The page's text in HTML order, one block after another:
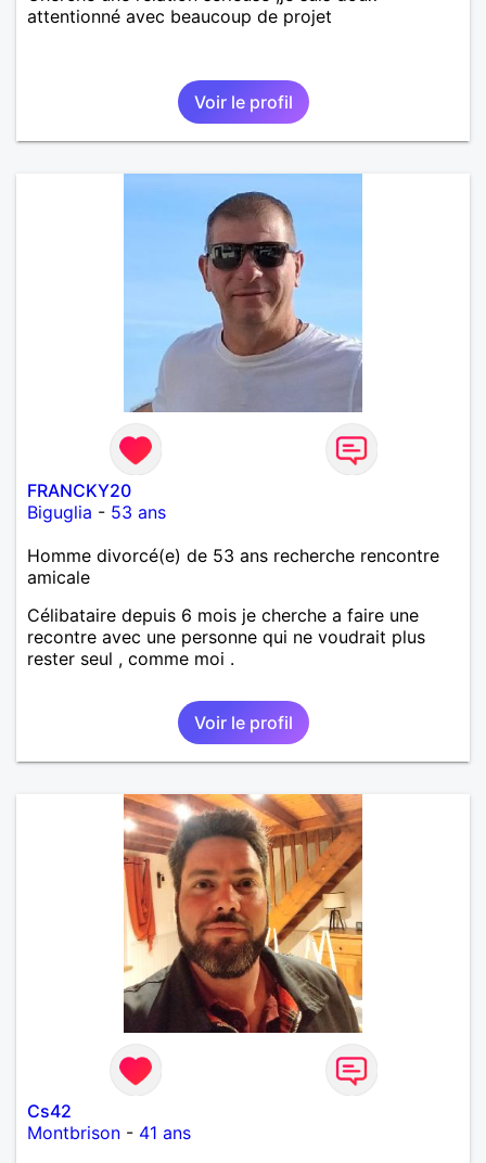
attentionné avec beaucoup de projet
Voir le profil
FRANCKY20
Biguglia - 53 ans
Homme divorcé(e) de 53 ans recherche rencontre
amicale
Célibataire depuis 6 mois je cherche a faire une
recontre avec une personne qui ne voudrait plus
rester seul , comme moi .
Voir le profil
Cs42
Montbrison - 41 ans